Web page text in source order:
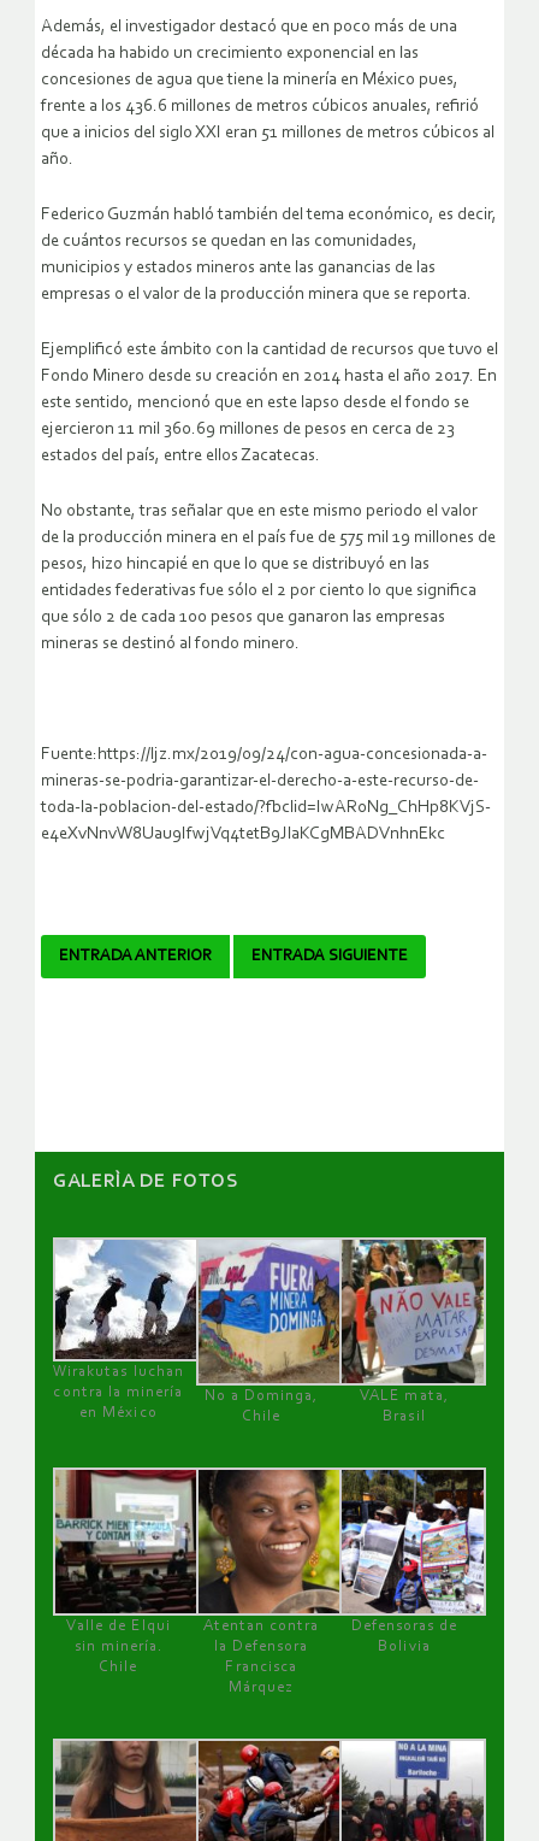
Además, el investigador destacó que en poco más de una
década ha habido un crecimiento exponencial en las
concesiones de agua que tiene la minería en México pues,
frente a los 436.6 millones de metros cúbicos anuales, refirió
que a inicios del siglo XXI eran 51 millones de metros cúbicos al
año.
Federico Guzmán habló también del tema económico, es decir,
de cuántos recursos se quedan en las comunidades,
municipios y estados mineros ante las ganancias de las
empresas o el valor de la producción minera que se reporta.
Ejemplificó este ámbito con la cantidad de recursos que tuvo el
Fondo Minero desde su creación en 2014 hasta el año 2017. En
este sentido, mencionó que en este lapso desde el fondo se
ejercieron 11 mil 360.69 millones de pesos en cerca de 23
estados del país, entre ellos Zacatecas.
No obstante, tras señalar que en este mismo periodo el valor
de la producción minera en el país fue de 575 mil 19 millones de
pesos, hizo hincapié en que lo que se distribuyó en las
entidades federativas fue sólo el 2 por ciento lo que significa
que sólo 2 de cada 100 pesos que ganaron las empresas
mineras se destinó al fondo minero.
Fuente:https://ljz.mx/2019/09/24/con-agua-concesionada-a-
mineras-se-podria-garantizar-el-derecho-a-este-recurso-de-
toda-la-poblacion-del-estado/?fbclid=IwAR0Ng_ChHp8KVjS-
e4eXvNnvW8Uau9IfwjVq4tetB9JlaKCgMBADVnhnEkc
Navegador
ENTRADA ANTERIOR ENTRADA SIGUIENTE
GALERÌA DE FOTOS
Wirakutas luchan
contra la minería
en México
No a Dominga,
Chile
VALE mata,
Brasil
Valle de Elqui
sin minería.
Chile
Atentan contra
la Defensora
Francisca
Márquez
Defensoras de
Bolivia